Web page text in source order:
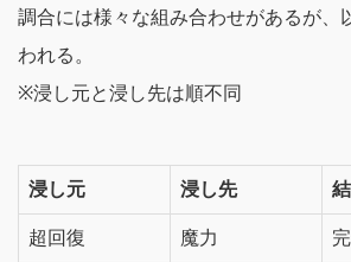
調合には様々な組み合わせがあるが、
われる。
※浸し元と浸し先は順不同
浸し元 浸し先
超回復 魔力